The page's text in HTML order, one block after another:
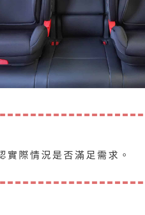
實際情況是否滿足需求。